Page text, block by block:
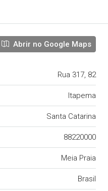
Abrir no Google Maps
Rua 317, 82
Itapema
Santa Catarina
88220000
Meia Praia
Brasil